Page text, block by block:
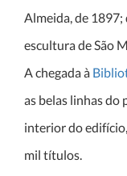
Almeida, de
escultura de São
A chegada à
as belas linhas do
interior do
mil títulos.